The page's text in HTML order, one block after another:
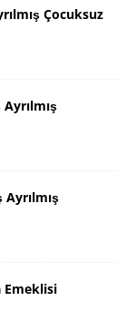
Çocuksuz
Ayrılmış
Emeklisi